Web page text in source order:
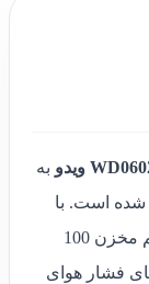
به
شده است. با
توان 3900 وات (معادل 5.2 اسب بخار) و حجم مخزن 100
فشار هوای